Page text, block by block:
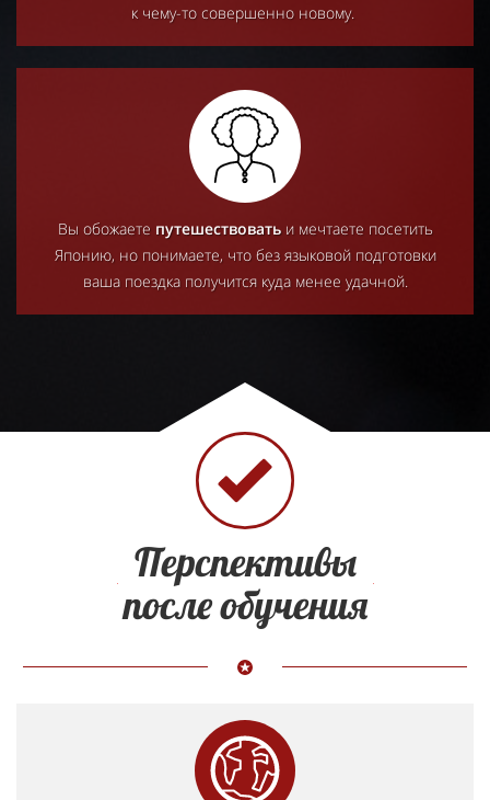
к чему-то совершенно новому.
Вы обожаете путешествовать и мечтаете посетить
Японию, но понимаете, что без языковой подготовки
ваша поездка получится куда менее удачной.
Перспективы
после обучения